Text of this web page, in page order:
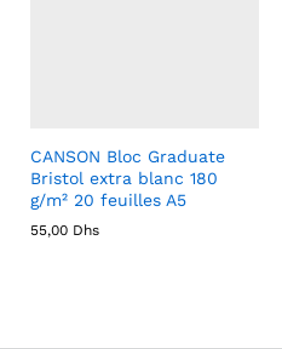
CANSON Bloc Graduate
Bristol extra blanc 180
g/m² 20 feuilles A5
55,00 Dhs